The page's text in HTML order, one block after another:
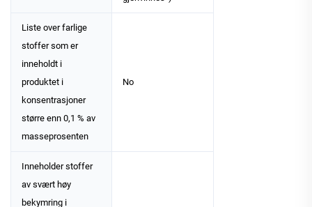
Liste over farlige
stoffer som er
inneholdt i
produktet i
konsentrasjoner
større enn 0,1 % av
masseprosenten
No
Inneholder stoffer
av svært høy
bekymring i